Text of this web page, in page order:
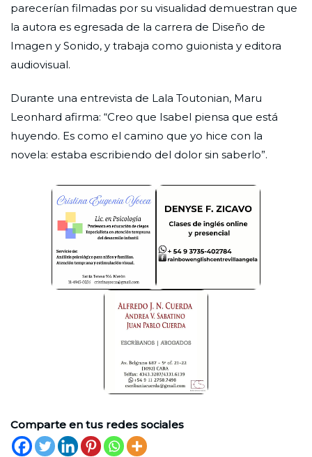
parecerían filmadas por su visualidad demuestran que
la autora es egresada de la carrera de Diseño de
Imagen y Sonido, y trabaja como guionista y editora
audiovisual.
Durante una entrevista de Lala Toutonian, Maru
Leonhard afirma: “Creo que Isabel piensa que está
huyendo. Es como el camino que yo hice con la
novela: estaba escribiendo del dolor sin saberlo”.
Comparte en tus redes sociales